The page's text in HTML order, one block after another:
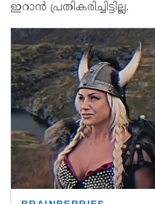
ഇറാൻ പ്രതികരിച്ചിട്ടില്ല.